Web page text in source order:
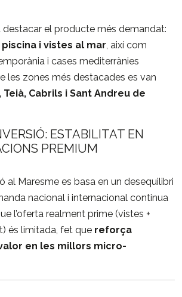
destacar el producte més demandat:
piscina i vistes al mar, així com
i cases mediterrànies
les zones més destacades es van
Teià, Cabrils i Sant Andreu de
ESTABILITAT EN
PREMIUM
al Maresme es basa en un desequilibri
nacional i internacional continua
l’oferta realment prime (vistes +
és limitada, fet que reforça
en les millors micro-